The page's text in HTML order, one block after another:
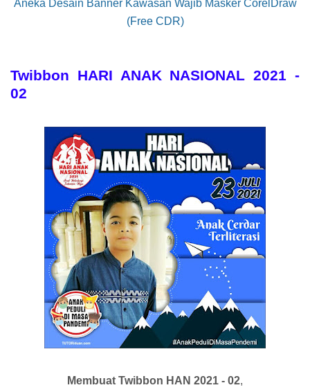
Aneka Desain Banner Kawasan Wajib Masker CorelDraw
(Free CDR)
Twibbon HARI ANAK NASIONAL 2021 -
02
Membuat Twibbon HAN 2021 - 02,